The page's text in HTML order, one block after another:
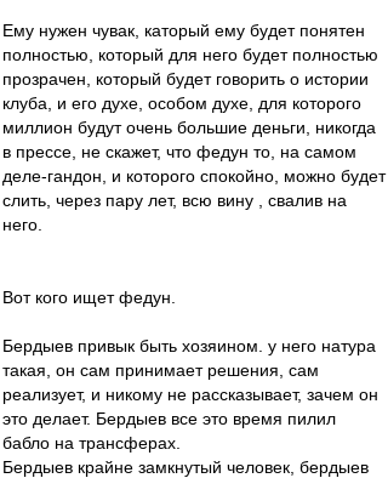
Ему нужен чувак, каторый ему будет понятен
полностью, который для него будет полностью
прозрачен, который будет говорить о истории
клуба, и его духе, особом духе, для которого
миллион будут очень большие деньги, никогда
в прессе, не скажет, что федун то, на самом
деле-гандон, и которого спокойно, можно будет
слить, через пару лет, всю вину , свалив на
него.
Вот кого ищет федун.
Бердыев привык быть хозяином. у него натура
такая, он сам принимает решения, сам
реализует, и никому не рассказывает, зачем он
это делает. Бердыев все это время пилил
бабло на трансферах.
Бердыев крайне замкнутый человек, бердыев